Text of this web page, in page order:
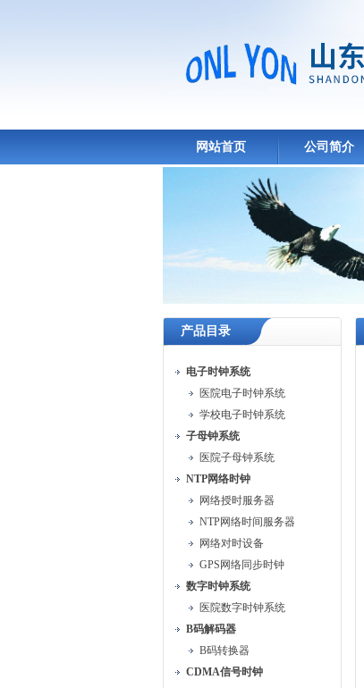
网站首页 公司简介
产品目录
电子时钟系统
医院电子时钟系统
学校电子时钟系统
子母钟系统
医院子母钟系统
NTP网络时钟
网络授时服务器
NTP网络时间服务器
网络对时设备
GPS网络同步时钟
数字时钟系统
医院数字时钟系统
B码解码器
B码转换器
CDMA信号时钟